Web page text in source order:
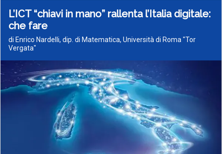
L’ICT “chiavi in mano” rallenta l’Italia digitale:
che fare
di Enrico Nardelli, dip. di Matematica, Università di Roma "Tor
Vergata"